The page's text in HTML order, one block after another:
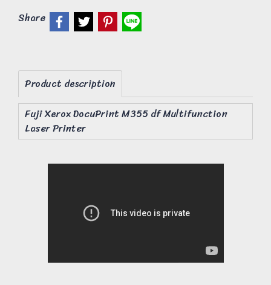
Share
Product description
Fuji Xerox DocuPrint M355 df Multifunction
Laser Printer